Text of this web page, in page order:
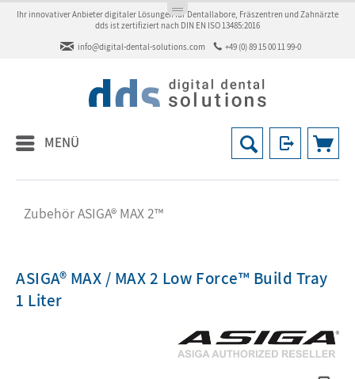
Ihr innovativer Anbieter digitaler Lösungen für Dentallabore, Fräszentren und Zahnärzte
dds ist zertifiziert nach DIN EN ISO 13485:2016
info@digital-dental-solutions.com
+49 (0) 89 15 00 11 99-0
MENÜ
Zubehör ASIGA® MAX 2™
ASIGA® MAX / MAX 2 Low Force™ Build Tray
1 Liter